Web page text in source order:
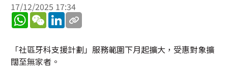
17/12/2025 17:34
WhatsApp
WeChatLinkedIn
「社區牙科支援計劃」服務範圍下月起擴大，受惠對象擴
闊至無家者。